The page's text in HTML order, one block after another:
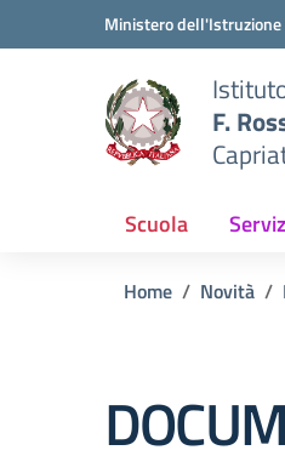
Vai ai contenuti
Vai al menu di navigazione
Ministero
F.
Scuola
Home Novità